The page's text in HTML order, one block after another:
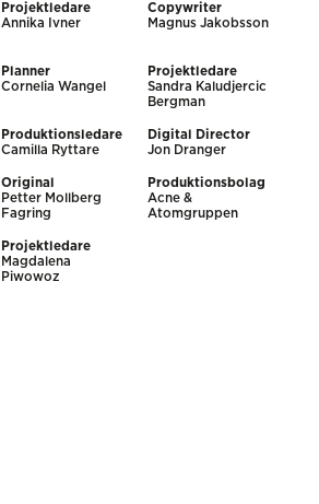
Projektledare
Annika Ivner
Copywriter
Magnus Jakobsson
Planner
Cornelia Wangel
Projektledare
Sandra Kaludjercic
Bergman
Produktionsledare
Camilla Ryttare
Digital Director
Jon Dranger
Original
Petter Mollberg
Fagring
Produktionsbolag
Acne &
Atomgruppen
Projektledare
Magdalena
Piwowoz